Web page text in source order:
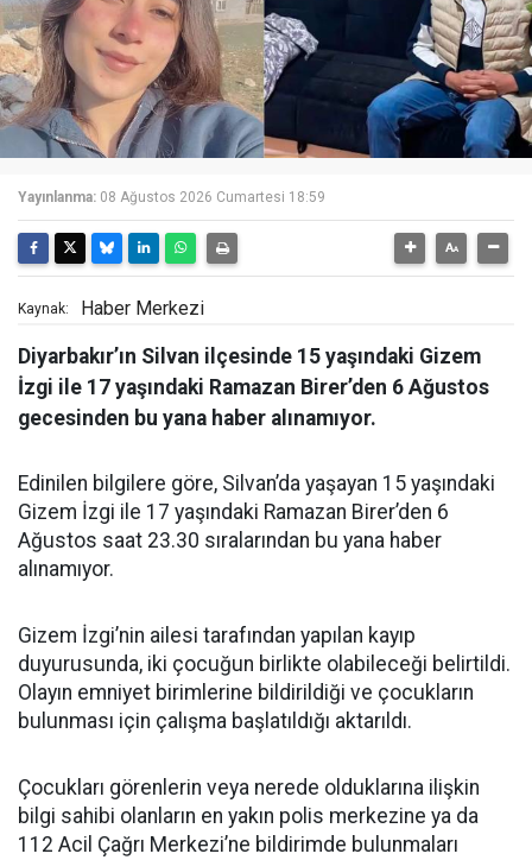
Yayınlanma: 08 Ağustos 2026 Cumartesi 18:59
Kaynak: Haber Merkezi
Diyarbakır’ın Silvan ilçesinde 15 yaşındaki Gizem
İzgi ile 17 yaşındaki Ramazan Birer’den 6 Ağustos
gecesinden bu yana haber alınamıyor.
Edinilen bilgilere göre, Silvan’da yaşayan 15 yaşındaki
Gizem İzgi ile 17 yaşındaki Ramazan Birer’den 6
Ağustos saat 23.30 sıralarından bu yana haber
alınamıyor.
Gizem İzgi’nin ailesi tarafından yapılan kayıp
duyurusunda, iki çocuğun birlikte olabileceği belirtildi.
Olayın emniyet birimlerine bildirildiği ve çocukların
bulunması için çalışma başlatıldığı aktarıldı.
Çocukları görenlerin veya nerede olduklarına ilişkin
bilgi sahibi olanların en yakın polis merkezine ya da
112 Acil Çağrı Merkezi’ne bildirimde bulunmaları